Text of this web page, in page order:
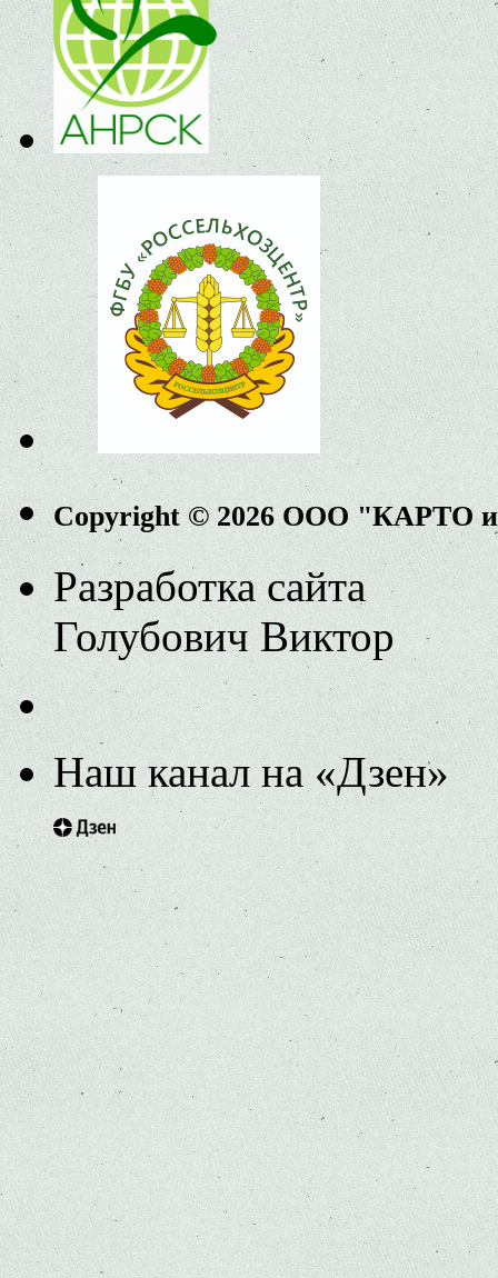
Copyright © 2026 ООО "КАРТО
Разработка сайта
Голубович Виктор
Наш канал на «Дзен»